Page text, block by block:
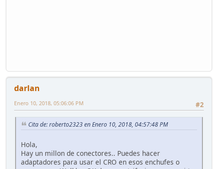
darlan
#2
Enero 10, 2018, 05:06:06 PM
Cita de: roberto2323 en Enero 10, 2018, 04:57:48 PM
Hola,
Hay un millon de conectores.. Puedes hacer
adaptadores para usar el CRO en esos enchufes o